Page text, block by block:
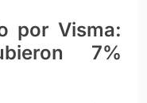
por Visma:
7%